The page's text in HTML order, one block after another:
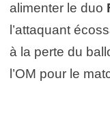
alimenter le duo
l’attaquant
à la perte du
l’OM pour le